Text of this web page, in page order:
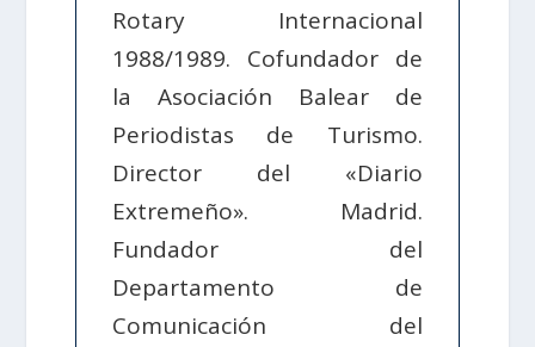
Rotary Internacional
1988/1989. Cofundador de
la Asociación Balear de
Periodistas de Turismo.
Director del «Diario
Extremeño». Madrid.
Fundador del
Departamento de
Comunicación del